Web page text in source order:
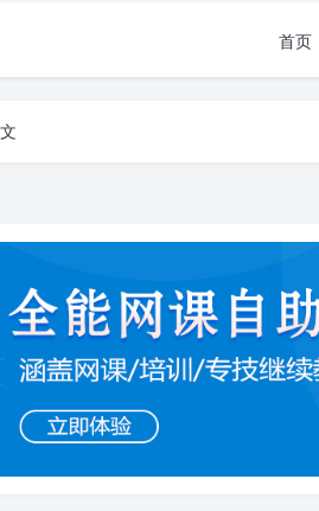
首页
续教育。现已接入代刷代考项目3000+
续教育。现已接入代刷代考项目3000+